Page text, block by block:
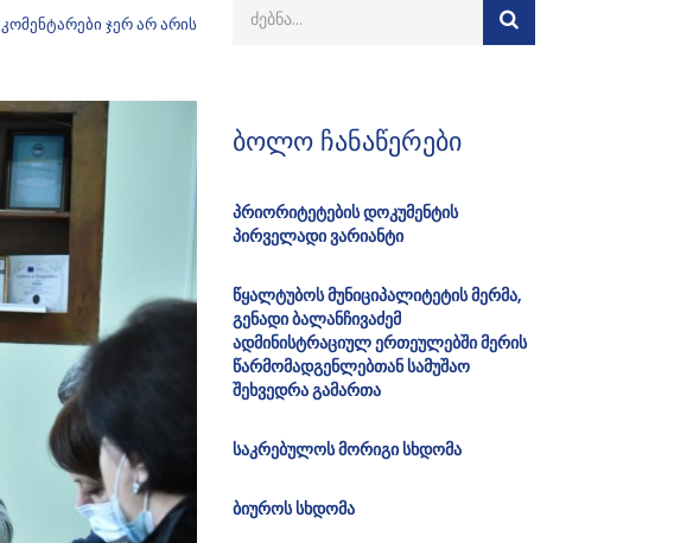
კომენტარები ჯერ არ არის
ბოლო ჩანაწერები
პრიორიტეტების დოკუმენტის
პირველადი ვარიანტი
წყალტუბოს მუნიციპალიტეტის მერმა,
გენადი ბალანჩივაძემ
ადმინისტრაციულ ერთეულებში მერის
წარმომადგენლებთან სამუშაო
შეხვედრა გამართა
საკრებულოს მორიგი სხდომა
ბიუროს სხდომა